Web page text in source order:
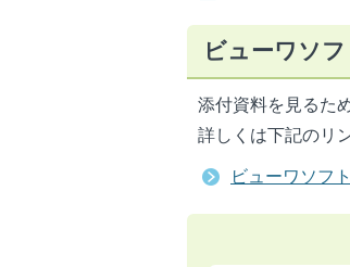
ビューワソ
添付資料を見るた
詳しくは下記のリ
ビューワソフ